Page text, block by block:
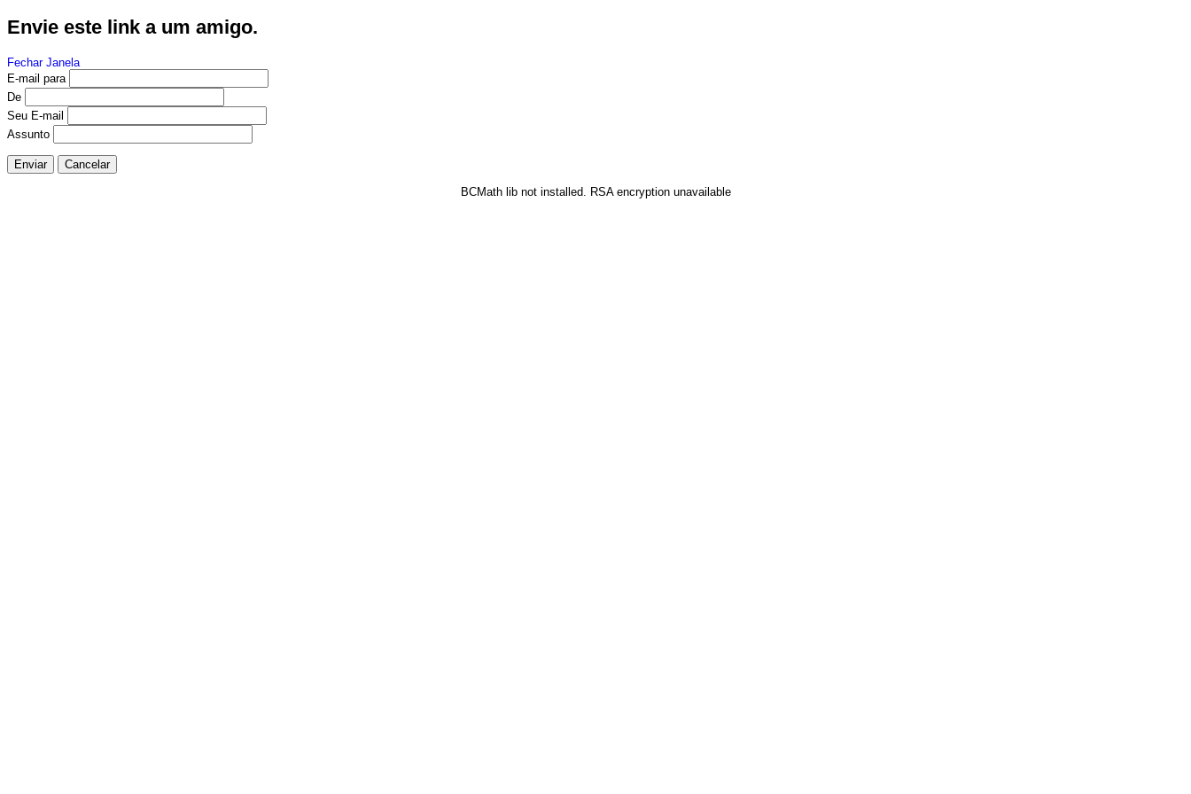
Envie este link a um amigo.
Fechar Janela
E-mail para
De
Seu E-mail
Assunto
Enviar Cancelar
BCMath lib not installed. RSA encryption unavailable